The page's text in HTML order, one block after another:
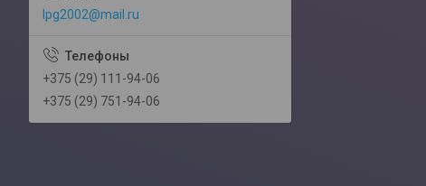
lpg2002@mail.ru
+375 (29) 111-94-06
+375 (29) 751-94-06